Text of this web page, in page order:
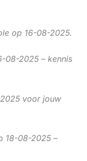
op 16-08-2025.
08-2025 – kennis
voor jouw
18-08-2025 –